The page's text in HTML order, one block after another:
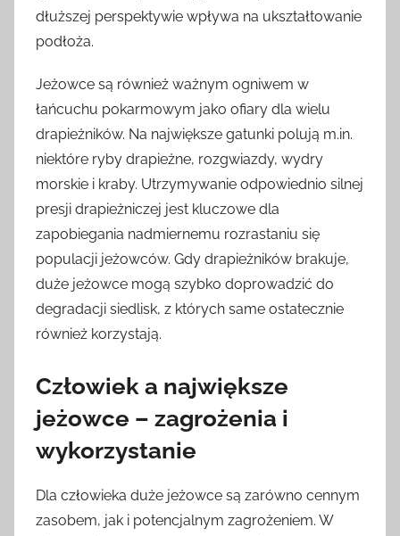
dłuższej perspektywie wpływa na ukształtowanie
podłoża.
Jeżowce są również ważnym ogniwem w
łańcuchu pokarmowym jako ofiary dla wielu
drapieżników. Na największe gatunki polują m.in.
niektóre ryby drapieżne, rozgwiazdy, wydry
morskie i kraby. Utrzymywanie odpowiednio silnej
presji drapieżniczej jest kluczowe dla
zapobiegania nadmiernemu rozrastaniu się
populacji jeżowców. Gdy drapieżników brakuje,
duże jeżowce mogą szybko doprowadzić do
degradacji siedlisk, z których same ostatecznie
również korzystają.
Człowiek a największe
jeżowce – zagrożenia i
wykorzystanie
Dla człowieka duże jeżowce są zarówno cennym
zasobem, jak i potencjalnym zagrożeniem. W